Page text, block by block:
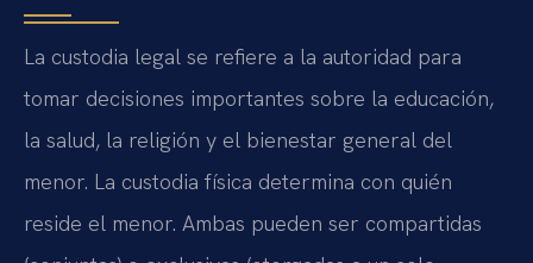
La custodia legal se refiere a la autoridad para
tomar decisiones importantes sobre la educación,
la salud, la religión y el bienestar general del
menor. La custodia física determina con quién
reside el menor. Ambas pueden ser compartidas